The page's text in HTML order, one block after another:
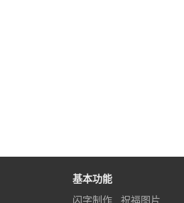
基本功能
闪字制作
祝福图片